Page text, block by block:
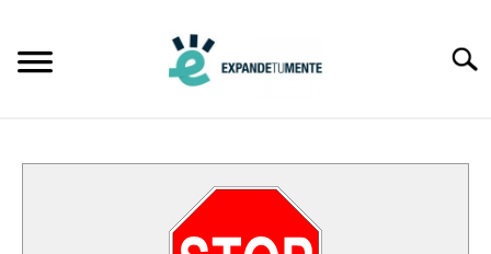
content